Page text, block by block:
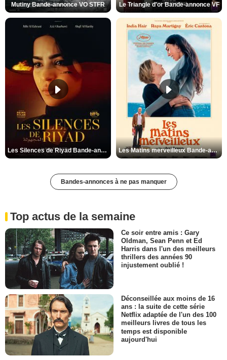
Mutiny Bande-annonce VO STFR Le Triangle d'or Bande-annonce VF
Les Silences de Riyad Bande-annonce VO STFR Les Matins merveilleux Bande-annonce VF
Bandes-annonces à ne pas manquer
Top actus de la semaine
Ce soir entre amis : Gary
Oldman, Sean Penn et Ed
Harris dans l'un des meilleurs
thrillers des années 90
injustement oublié !
Déconseillée aux moins de 16
ans : la suite de cette série
Netflix adaptée de l'un des 100
meilleurs livres de tous les
temps est disponible
aujourd'hui